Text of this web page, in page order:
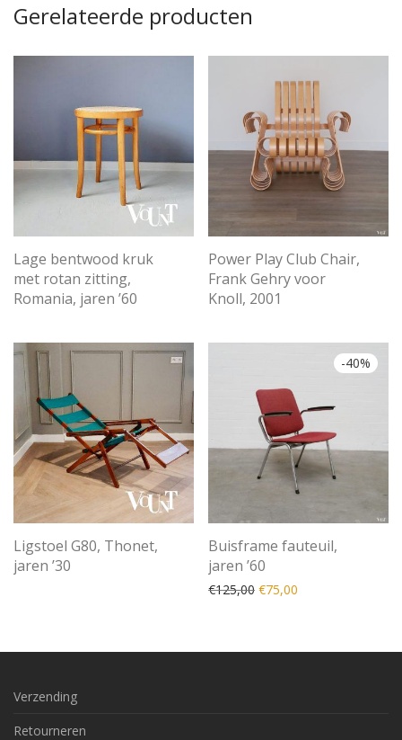
Gerelateerde producten
Lage bentwood kruk
met rotan zitting,
Romania, jaren ’60
Power Play Club Chair,
Frank Gehry voor
Knoll, 2001
Ligstoel G80, Thonet,
jaren ’30
-40%
Buisframe fauteuil,
jaren ’60
€125,00 Oorspronkelijke prijs
€75,00
Verzending
Retourneren